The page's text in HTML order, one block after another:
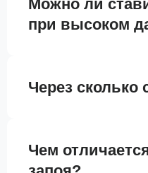
Можно ли
при высоком
Через сколько
Чем